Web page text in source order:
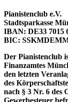
Pianistenclub e.V.
Stadtsparkasse
IBAN: DE33 7015
BIC:
Der Pianistenclub
Finanzamtes
den letzten
des
nach § 3 Nr. 6 des